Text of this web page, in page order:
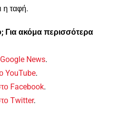
η ταφή.
Για ακόμα περισσότερα
News.
YouTube.
Facebook.
Twitter.